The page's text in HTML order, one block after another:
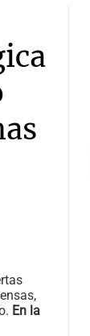
En la